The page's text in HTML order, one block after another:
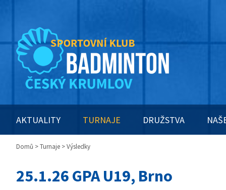
AKTUALITY TURNAJE DRUŽSTVA
Domů >Turnaje > Výsledky
25.1.26 GPA U19, Brno